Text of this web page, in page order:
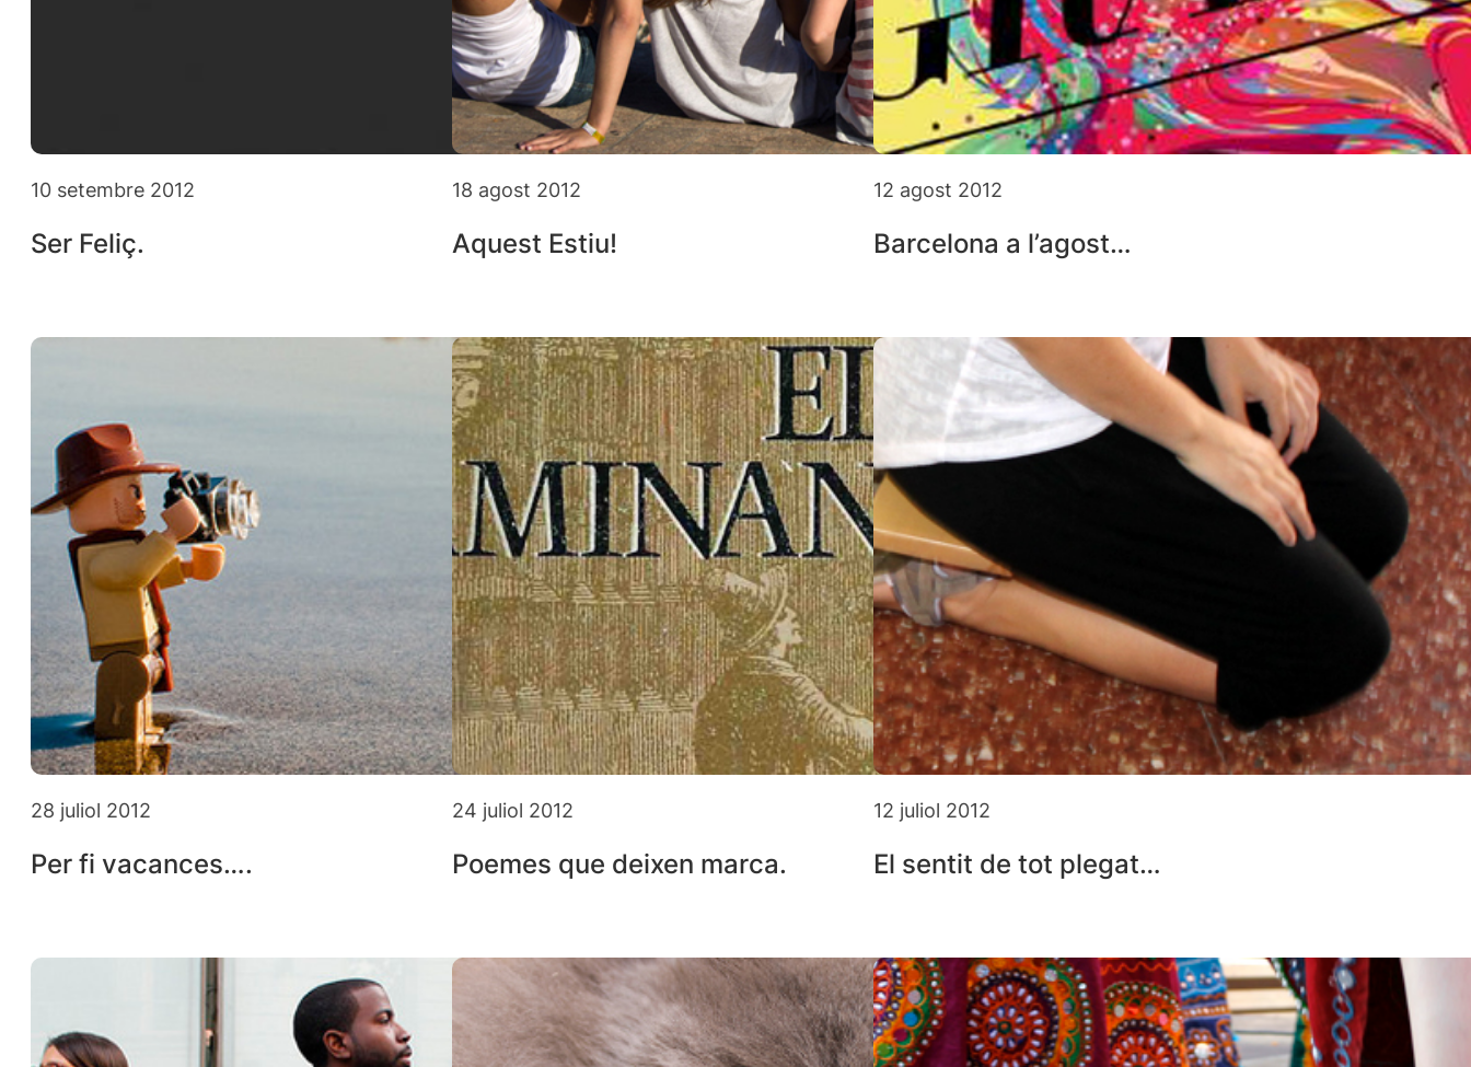
10 setembre 2012
Ser Feliç.
18 agost 2012
Aquest Estiu!
12 agost 2012
Barcelona a l’agost…
28 juliol 2012
Per fi vacances….
24 juliol 2012
Poemes que deixen marca.
12 juliol 2012
El sentit de tot plegat…